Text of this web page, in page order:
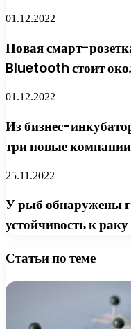
01.12.2022
Новая смарт-
Bluetooth стоит
01.12.2022
Из бизнес-
три новые
25.11.2022
У рыб обнаружены
устойчивость к раку
Статьи по теме